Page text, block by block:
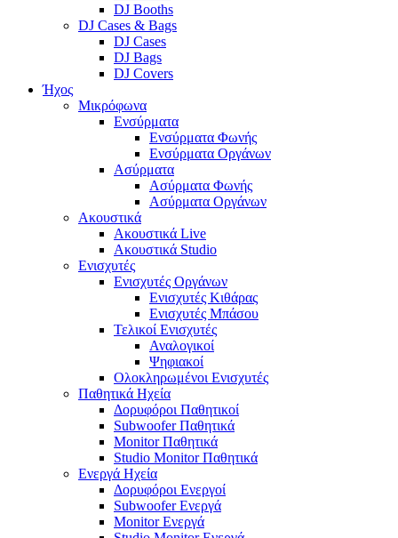
DJ Booths
DJ Cases & Bags
DJ Cases
DJ Bags
DJ Covers
Ήχος
Μικρόφωνα
Ενσύρματα
Ενσύρματα Φωνής
Ενσύρματα Οργάνων
Ασύρματα
Ασύρματα Φωνής
Ασύρματα Οργάνων
Ακουστικά
Ακουστικά Live
Ακουστικά Studio
Ενισχυτές
Ενισχυτές Οργάνων
Ενισχυτές Κιθάρας
Ενισχυτές Μπάσου
Τελικοί Ενισχυτές
Αναλογικοί
Ψηφιακοί
Ολοκληρωμένοι Ενισχυτές
Παθητικά Ηχεία
Δορυφόροι Παθητικοί
Subwoofer Παθητικά
Monitor Παθητικά
Studio Monitor Παθητικά
Ενεργά Ηχεία
Δορυφόροι Ενεργοί
Subwoofer Ενεργά
Monitor Ενεργά